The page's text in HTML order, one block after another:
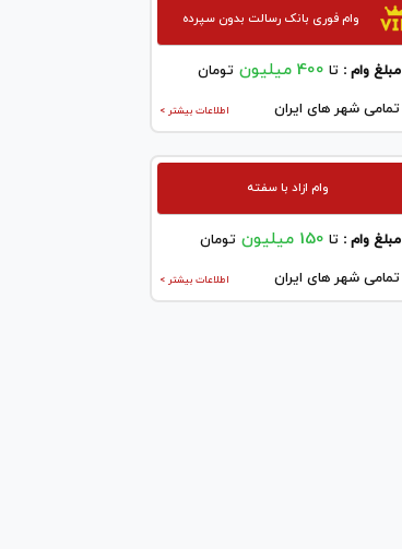
وام فوری بانک رسالت بدون سپرده
مبلغ وام :تا 400 میلیون تومان
اطلاعات بیشتر > تمامی شهر های ایران
وام ازاد با سفته
مبلغ وام :تا 150 میلیون تومان
اطلاعات بیشتر > تمامی شهر های ایران